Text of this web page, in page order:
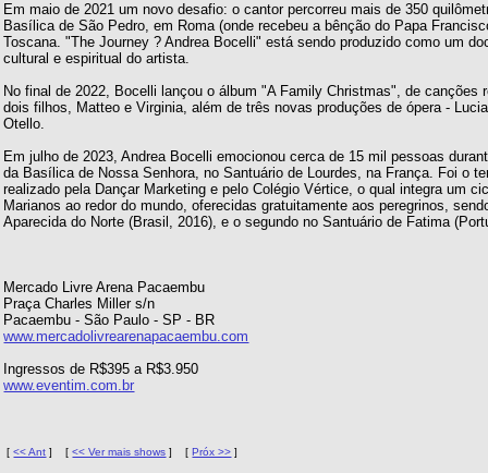
Em maio de 2021 um novo desafio: o cantor percorreu mais de 350
Basílica de São Pedro, em Roma (onde recebeu a bênção do Papa
Toscana. "The Journey ? Andrea Bocelli" está sendo produzido como um
cultural e espiritual do artista.
No final de 2022, Bocelli lançou o álbum "A Family Christmas", de canções
dois filhos, Matteo e Virginia, além de três novas produções de ópera -
Otello.
Em julho de 2023, Andrea Bocelli emocionou cerca de 15 mil pessoas
da Basílica de Nossa Senhora, no Santuário de Lourdes, na França. Foi o
realizado pela Dançar Marketing e pelo Colégio Vértice, o qual integra um
Marianos ao redor do mundo, oferecidas gratuitamente aos peregrinos,
Aparecida do Norte (Brasil, 2016), e o segundo no Santuário de Fatima
Mercado Livre Arena Pacaembu
Praça Charles Miller s/n
Pacaembu - São Paulo - SP - BR
www.mercadolivrearenapacaembu.com
Ingressos de R$395 a R$3.950
www.eventim.com.br
[<< Ant ] [<< Ver mais shows ] [Próx >> ]